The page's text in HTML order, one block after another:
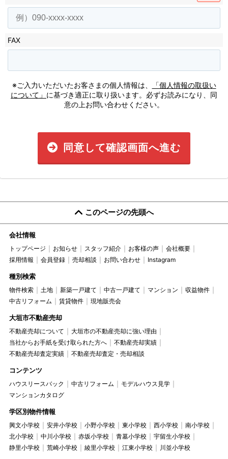
FAX
※ご入力いただいたお客さまの個人情報は、
「個人情報の取扱い
について」 に基づき適正に取り扱います。必ずお読みになり、同
意の上お問い合わせください。
同意して確認画面へ進む
このページの先頭へ
会社情報
トップページ お知らせ スタッフ紹介 お客様の声
会社概要
採用情報
会員登録 売却相談 お問い合わせ Instagram
種別検索
物件検索 土地 新築一戸建て 中古一戸建て マンション
収益物件
中古リフォーム
賃貸物件 現地販売会
大垣市不動産売却
不動産売却について
大垣市の不動産売却に強い理由
当社からお手紙を受け取られた方へ
不動産売却実績
不動産売却査定実績
不動産売却査定・売却相談
コンテンツ
ハウスリースバック 中古リフォーム
モデルハウス見学
マンションカタログ
学区別物件情報
興文小学校 安井小学校 小野小学校 東小学校 西小学校
南小学校
北小学校
中川小学校 赤坂小学校 青墓小学校
宇留生小学校
静里小学校
荒崎小学校 綾里小学校 江東小学校 川並小学校